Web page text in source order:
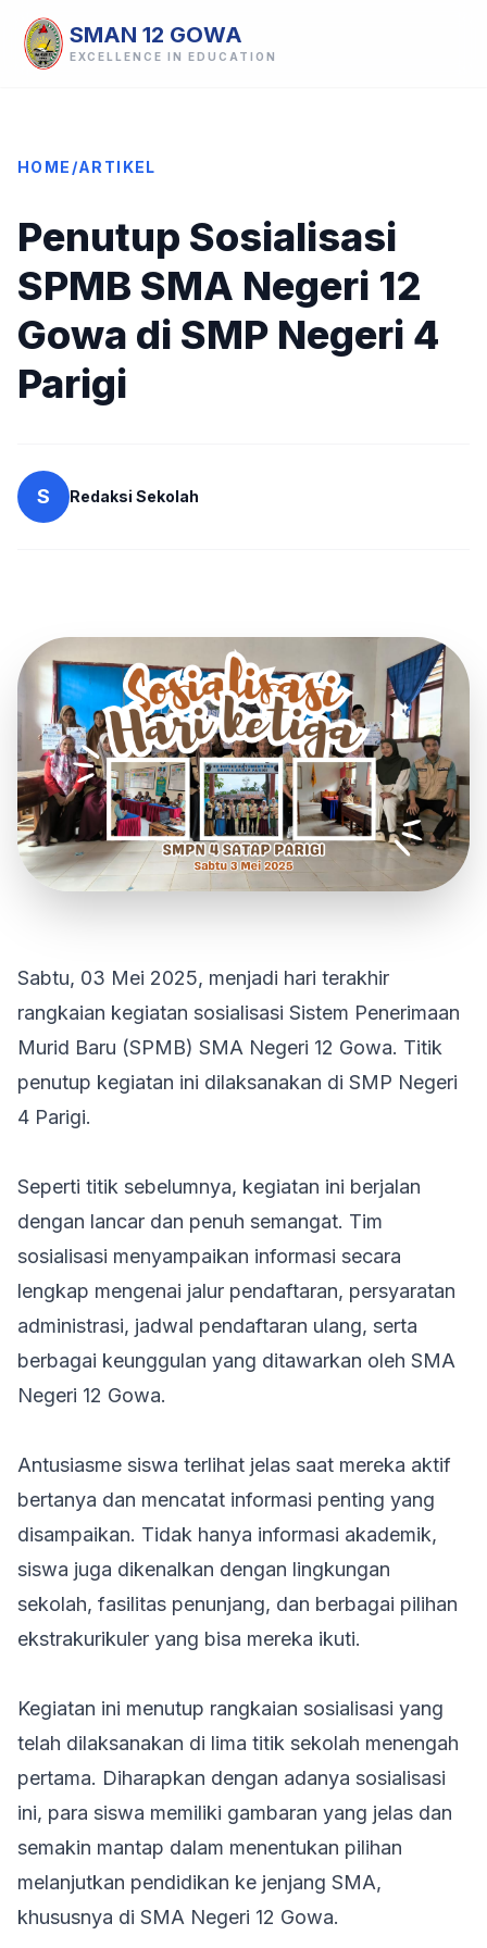
SMAN 12 GOWA
EXCELLENCE IN EDUCATION
HOME /ARTIKEL
Penutup Sosialisasi
SPMB SMA Negeri 12
Gowa di SMP Negeri 4
Parigi
S Redaksi Sekolah
Sabtu, 03 Mei 2025, menjadi hari terakhir
rangkaian kegiatan sosialisasi Sistem Penerimaan
Murid Baru (SPMB) SMA Negeri 12 Gowa. Titik
penutup kegiatan ini dilaksanakan di SMP Negeri
4 Parigi.
Seperti titik sebelumnya, kegiatan ini berjalan
dengan lancar dan penuh semangat. Tim
sosialisasi menyampaikan informasi secara
lengkap mengenai jalur pendaftaran, persyaratan
administrasi, jadwal pendaftaran ulang, serta
berbagai keunggulan yang ditawarkan oleh SMA
Negeri 12 Gowa.
Antusiasme siswa terlihat jelas saat mereka aktif
bertanya dan mencatat informasi penting yang
disampaikan. Tidak hanya informasi akademik,
siswa juga dikenalkan dengan lingkungan
sekolah, fasilitas penunjang, dan berbagai pilihan
ekstrakurikuler yang bisa mereka ikuti.
Kegiatan ini menutup rangkaian sosialisasi yang
telah dilaksanakan di lima titik sekolah menengah
pertama. Diharapkan dengan adanya sosialisasi
ini, para siswa memiliki gambaran yang jelas dan
semakin mantap dalam menentukan pilihan
melanjutkan pendidikan ke jenjang SMA,
khususnya di SMA Negeri 12 Gowa.